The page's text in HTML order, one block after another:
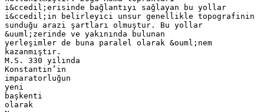
i&ccedil;erisinde bağlantıyı sağlayan bu yollar
i&ccedil;in belirleyici unsur genellikle topografinin
sunduğu arazi şartları olmuştur. Bu yollar
&uuml;zerinde ve yakınında bulunan
yerleşimler de buna paralel olarak &ouml;nem
kazanmıştır.
M.S. 330 yılında
Konstantin’in
imparatorluğun
yeni
başkenti
olarak